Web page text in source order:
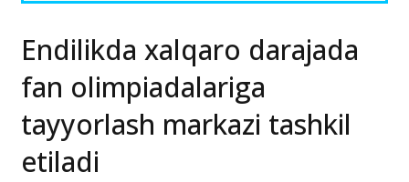
Endilikda xalqaro darajada
fan olimpiadalariga
tayyorlash markazi tashkil
etiladi